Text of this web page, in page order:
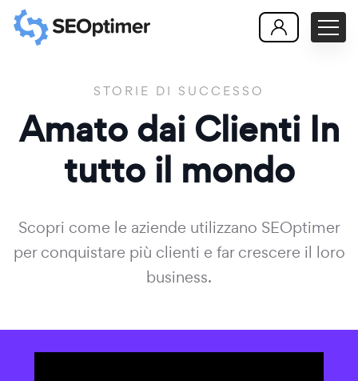
STORIE DI SUCCESSO
Amato dai Clienti In
tutto il mondo
Scopri come le aziende utilizzano SEOptimer
per conquistare più clienti e far crescere il loro
business.